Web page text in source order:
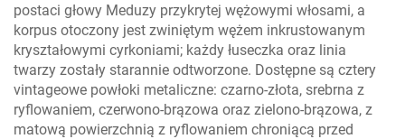
postaci głowy Meduzy przykrytej wężowymi włosami, a
korpus otoczony jest zwiniętym wężem inkrustowanym
kryształowymi cyrkoniami; każdy łuseczka oraz linia
twarzy zostały starannie odtworzone. Dostępne są cztery
vintageowe powłoki metaliczne: czarno-złota, srebrna z
ryflowaniem, czerwono-brązowa oraz zielono-brązowa, z
matową powierzchnią z ryflowaniem chroniącą przed